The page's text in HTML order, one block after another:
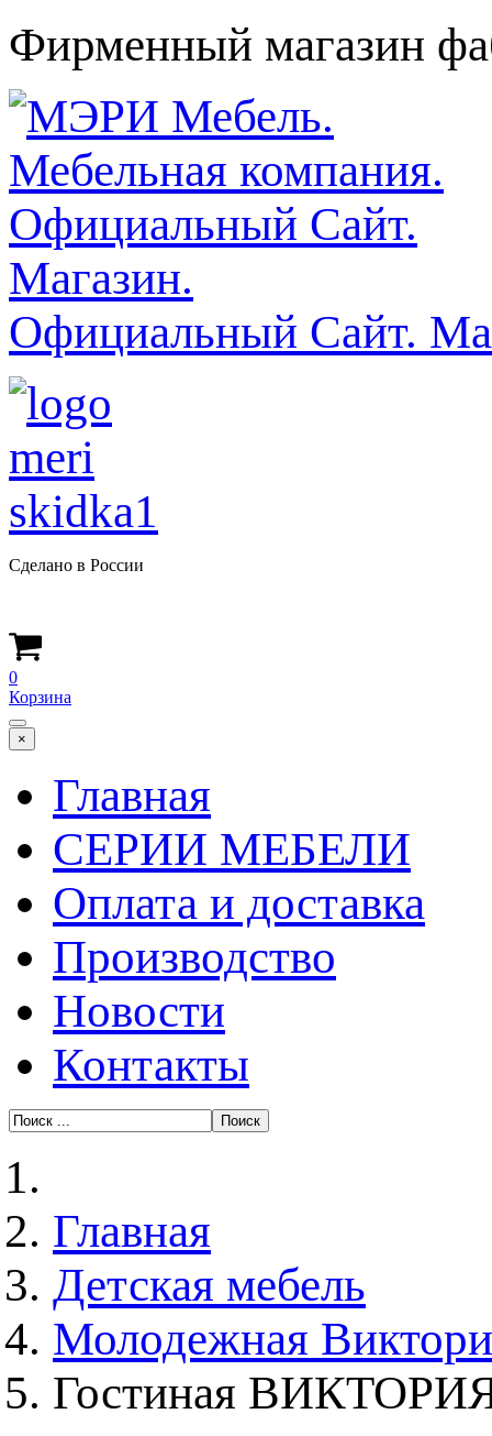
Фирменный магазин
Официальный Сайт.
Сделано в России
0
Корзина
×
Главная
СЕРИИ МЕБЕЛИ
Оплата и доставка
Производство
Новости
Контакты
Главная
Детская мебель
Молодежная
Гостиная